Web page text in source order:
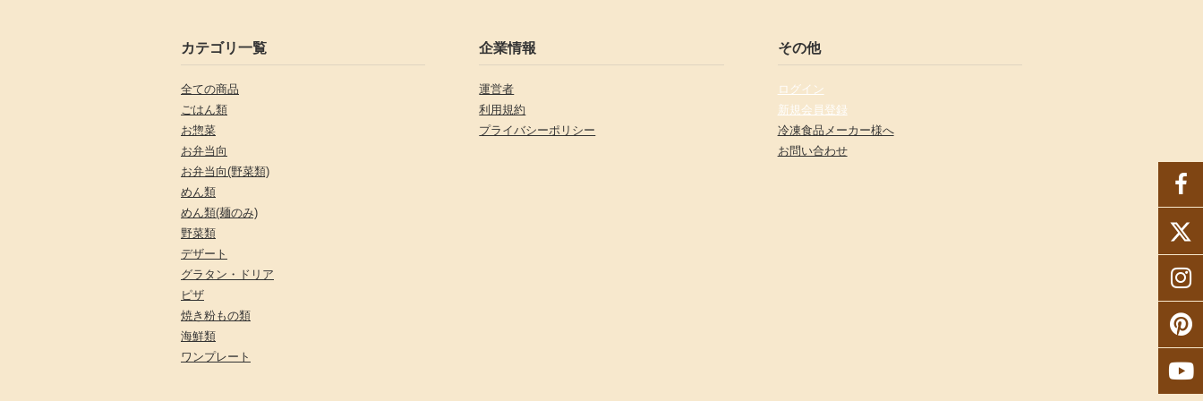
カテゴリ一覧
全ての商品
ごはん類
お惣菜
お弁当向
お弁当向(野菜類)
めん類
めん類(麺のみ)
野菜類
デザート
グラタン・ドリア
ピザ
焼き粉もの類
海鮮類
ワンプレート
企業情報
運営者
利用規約
プライバシーポリシー
その他
ログイン
新規会員登録
冷凍食品メーカー様へ
お問い合わせ